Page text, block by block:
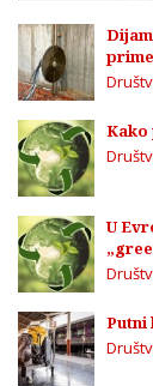
Kako
U